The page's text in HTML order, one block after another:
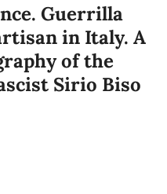
Guerrilla
in Italy. A
of the
Sirio Biso